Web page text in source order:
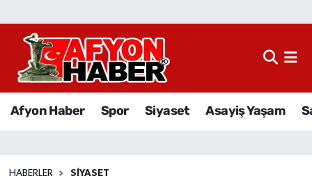
Afyon Haber Spor Siyaset Asayiş Yaşam
HABERLER SIYASET
Afyon Haber